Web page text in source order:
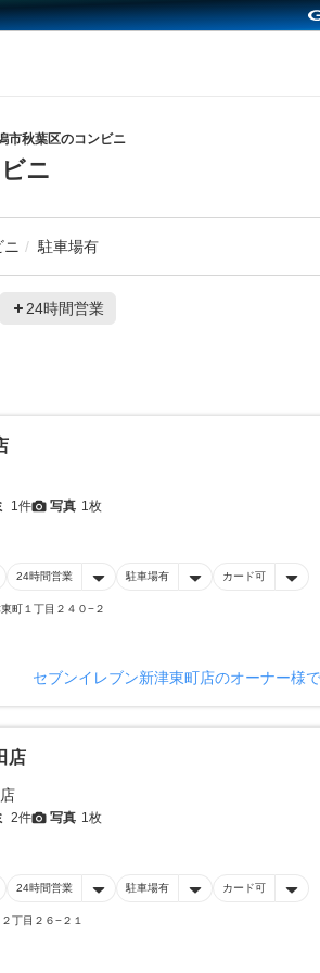
市秋葉区のコンビニ
ニ
ニ 駐車場有
24時間営業
1件 写真 1枚
24時間営業 駐車場有 カード可
町１丁目２４０−２
セブンイレブン新津東町店のオーナー様
店
2件 写真 1枚
24時間営業 駐車場有 カード可
丁目２６−２１